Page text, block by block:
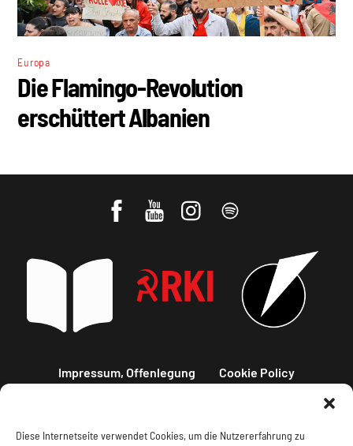
Diese Internetseite verwendet Cookies, um die Nutzererfahrung zu
Europa
Die Flamingo-Revolution
erschüttert Albanien
Impressum, Offenlegung Cookie Policy